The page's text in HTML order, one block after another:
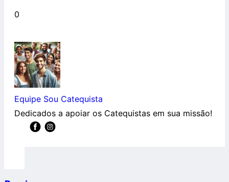
0
Equipe Sou Catequista
Dedicados a apoiar os Catequistas em sua missão!